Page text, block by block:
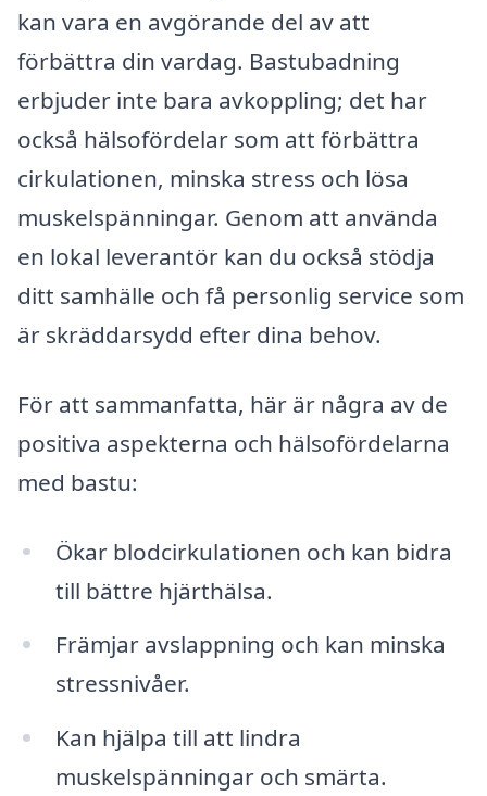
kan vara en avgörande del av att
förbättra din vardag. Bastubadning
erbjuder inte bara avkoppling; det har
också hälsofördelar som att förbättra
cirkulationen, minska stress och lösa
muskelspänningar. Genom att använda
en lokal leverantör kan du också stödja
ditt samhälle och få personlig service som
är skräddarsydd efter dina behov.
För att sammanfatta, här är några av de
positiva aspekterna och hälsofördelarna
med bastu:
Ökar blodcirkulationen och kan bidra
till bättre hjärthälsa.
Främjar avslappning och kan minska
stressnivåer.
Kan hjälpa till att lindra
muskelspänningar och smärta.